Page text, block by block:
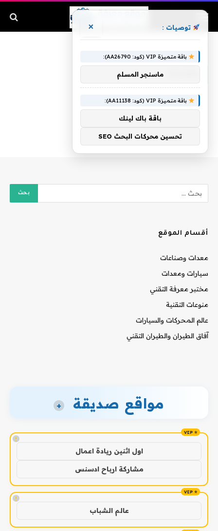
أقسام الموقع
معدات وصناعات
سيارات ومعدات
مختبر معرفة التقني
منوعات التقنية
عالم المحركات والسيارات
آفاق الطيران والطيران التقني
مواقع صديقة +
!
اول اثنين ريادة اعمال
مشاركة ارباح ادسنس
!
عالم الشباب
توصيات : ×
باقة متميزة VIP (كود: AA26790):
ماسنجر المسلم
باقة متميزة VIP (كود: AA11138):
باقة باك لينك
تحسين محركات البحث SEO